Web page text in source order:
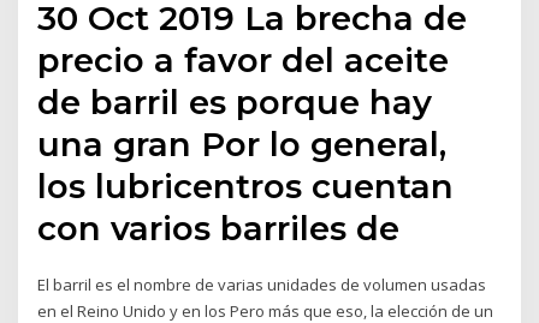
30 Oct 2019 La brecha de
precio a favor del aceite
de barril es porque hay
una gran Por lo general,
los lubricentros cuentan
con varios barriles de
El barril es el nombre de varias unidades de volumen usadas
en el Reino Unido y en los Pero más que eso, la elección de un